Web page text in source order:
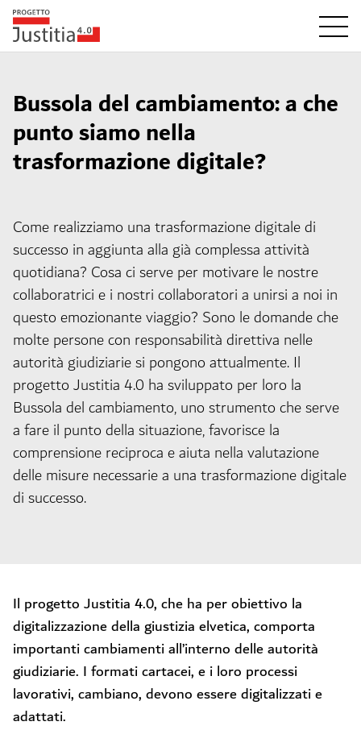
Bussola del cambiamento: a che
punto siamo nella
trasformazione digitale?
Come realizziamo una trasformazione digitale di
successo in aggiunta alla già complessa attività
quotidiana? Cosa ci serve per motivare le nostre
collaboratrici e i nostri collaboratori a unirsi a noi in
questo emozionante viaggio? Sono le domande che
molte persone con responsabilità direttiva nelle
autorità giudiziarie si pongono attualmente. Il
progetto Justitia 4.0 ha sviluppato per loro la
Bussola del cambiamento, uno strumento che serve
a fare il punto della situazione, favorisce la
comprensione reciproca e aiuta nella valutazione
delle misure necessarie a una trasformazione digitale
di successo.
Il progetto Justitia 4.0, che ha per obiettivo la
digitalizzazione della giustizia elvetica, comporta
importanti cambiamenti all’interno delle autorità
giudiziarie. I formati cartacei, e i loro processi
lavorativi, cambiano, devono essere digitalizzati e
adattati.